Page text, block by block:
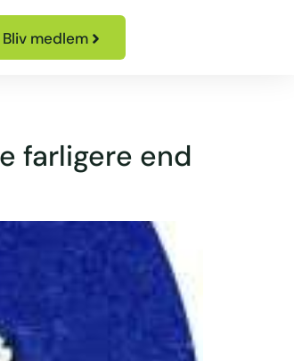
Bliv medlem
farligere end